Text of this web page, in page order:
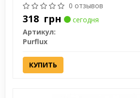
0 отзывов
318 грн
сегодня
Артикул:
Purflux
КУПИТЬ